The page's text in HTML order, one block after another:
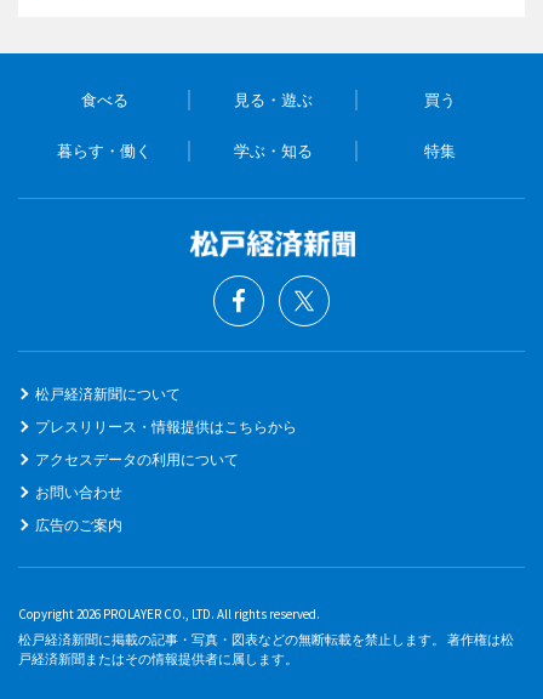
食べる 見る・遊ぶ 買う
暮らす・働く 学ぶ・知る 特集
松戸経済新聞について
プレスリリース・情報提供はこちらから
アクセスデータの利用について
お問い合わせ
広告のご案内
Copyright 2026 PROLAYER CO., LTD. All rights reserved.
松戸経済新聞に掲載の記事・写真・図表などの無断転載を禁止します。 著作権は松
戸経済新聞またはその情報提供者に属します。